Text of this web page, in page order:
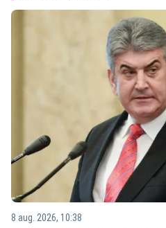
8 aug. 2026, 10:38